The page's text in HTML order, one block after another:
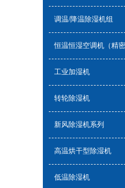
调温/降温除湿机组
恒温恒湿空调机（精密
工业加湿机
转轮除湿机
新风除湿机系列
高温烘干型除湿机
低温除湿机